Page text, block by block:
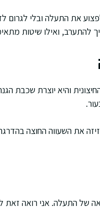
את התעלה ובלי לגרום
להתערב, ואילו שיטות
והיא יוצרת שכבת
את השעווה החוצה
של התעלה. אני רואה זאת